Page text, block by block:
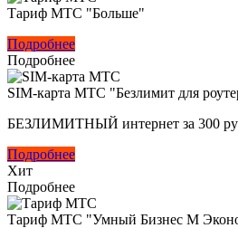
Тариф МТС "Больше"
Подробнее
Подробнее
SIM-карта МТС "Безлимит для
БЕЗЛИМИТНЫЙ интернет за 300
Подробнее
Хит
Подробнее
Тариф МТС "Умный Бизнес M